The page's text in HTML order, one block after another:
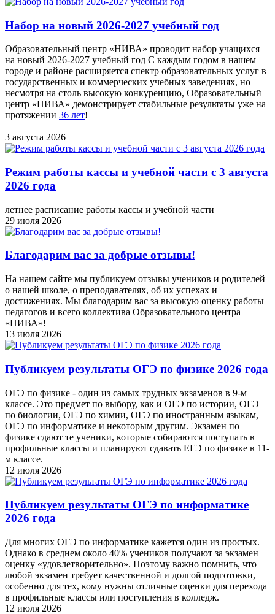
Набор на новый 2026-2027 учебный год
Образовательный центр «НИВА» проводит набор учащихся
на новый 2026-2027 учебный год С каждым годом в нашем
городе и районе расширяется спектр образовательных услуг в
государственных и коммерческих учебных заведениях, но
несмотря на столь высокую конкуренцию, Образовательный
центр «НИВА» демонстрирует стабильные результаты уже на
протяжении 36 лет!
3 августа 2026
Режим работы кассы и учебной части с 3 августа
2026 года
летнее расписание работы кассы и учебной части
29 июля 2026
Благодарим вас за добрые отзывы!
На нашем сайте мы публикуем отзывы учеников и родителей
о нашей школе, о преподавателях, об их успехах и
достижениях. Мы благодарим вас за высокую оценку работы
педагогов и всего коллектива Образовательного центра
«НИВА»!
13 июля 2026
Публикуем результаты ОГЭ по физике 2026 года
ОГЭ по физике - один из самых трудных экзаменов в 9-м
классе. Это предмет по выбору, как и ОГЭ по истории, ОГЭ
по биологии, ОГЭ по химии, ОГЭ по иностранным языкам,
ОГЭ по информатике и некоторым другим. Экзамен по
физике сдают те ученики, которые собираются поступать в
профильные классы и планируют сдавать ЕГЭ по физике в 11-
м классе.
12 июля 2026
Публикуем результаты ОГЭ по информатике
2026 года
Для многих ОГЭ по информатике кажется один из простых.
Однако в среднем около 40% учеников получают за экзамен
оценку «удовлетворительно». Поэтому важно помнить, что
любой экзамен требует качественной и долгой подготовки,
особенно для тех, кому нужны отличные оценки для перехода
в профильные классы или поступления в колледж.
12 июля 2026